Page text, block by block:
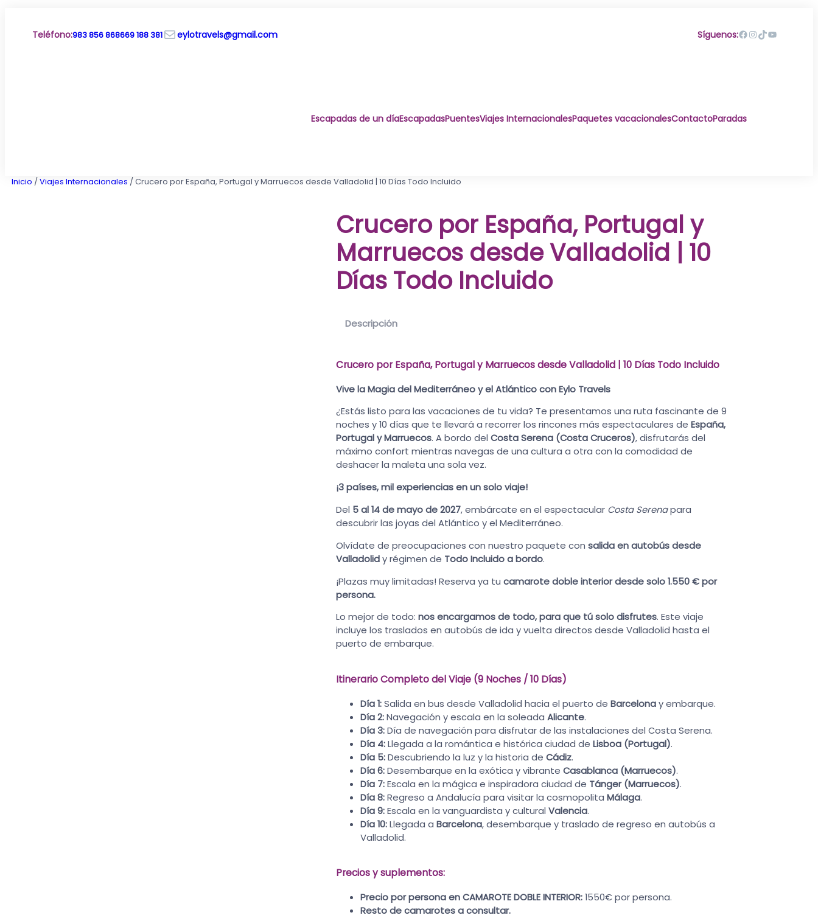
contenidoTeléfono:983 856 868669 188 381Correo electrónico eylotravels@gmail.com Síguenos:Facebook InstagramTikTok YouTube
Escapadas de un díaEscapadasPuentesViajes InternacionalesPaquetes vacacionalesContactoParadas
Inicio / Viajes Internacionales / Crucero por España, Portugal y Marruecos desde Valladolid | 10 Días Todo Incluido
Crucero por España, Portugal y
Marruecos desde Valladolid | 10
Días Todo Incluido
Descripción
Crucero por España, Portugal y Marruecos desde Valladolid | 10 Días Todo Incluido
Vive la Magia del Mediterráneo y el Atlántico con Eylo Travels
¿Estás listo para las vacaciones de tu vida? Te presentamos una ruta fascinante de 9
noches y 10 días que te llevará a recorrer los rincones más espectaculares deEspaña,
Portugal y Marruecos. A bordo delCosta Serena (Costa Cruceros), disfrutarás del
máximo confort mientras navegas de una cultura a otra con la comodidad de
deshacer la maleta una sola vez.
¡3 países, mil experiencias en un solo viaje!
Del 5 al 14 de mayo de 2027, embárcate en el espectacular Costa Serenapara
descubrir las joyas del Atlántico y el Mediterráneo.
Olvídate de preocupaciones con nuestro paquete consalida en autobús desde
Valladolidy régimen de Todo Incluido a bordo.
¡Plazas muy limitadas! Reserva ya tucamarote doble interior desde solo 1.550 € por
persona.
Lo mejor de todo:nos encargamos de todo, para que tú solo disfrutes. Este viaje
incluye los traslados en autobús de ida y vuelta directos desde Valladolid hasta el
puerto de embarque.
Itinerario Completo del Viaje (9 Noches / 10 Días)
Día 1:Salida en bus desde Valladolid hacia el puerto deBarcelonay embarque.
Día 2:Navegación y escala en la soleadaAlicante.
Día 3:Día de navegación para disfrutar de las instalaciones del Costa Serena.
Día 4:Llegada a la romántica e histórica ciudad deLisboa (Portugal).
Día 5:Descubriendo la luz y la historia deCádiz.
Día 6:Desembarque en la exótica y vibranteCasablanca (Marruecos).
Día 7:Escala en la mágica e inspiradora ciudad de Tánger (Marruecos).
Día 8:Regreso a Andalucía para visitar la cosmopolitaMálaga.
Día 9:Escala en la vanguardista y culturalValencia.
Día 10:Llegada aBarcelona, desembarque y traslado de regreso en autobús a
Valladolid.
Precios y suplementos:
Precio por persona en CAMAROTE DOBLE INTERIOR:1550€ por persona.
Resto de camarotes a consultar.